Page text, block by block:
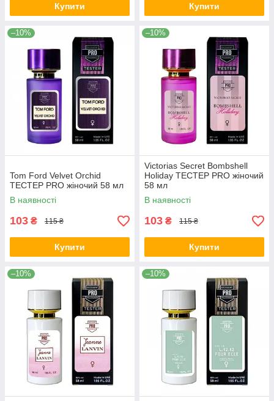
Купити Купити
–10%
Tom Ford Velvet Orchid
TECТЕР PRO жіночий 58 мл
В наявності
103 ₴ 115 ₴
Купити
–10%
Victorias Secret Bombshell
Holiday ТЕСТЕР PRO жіночий
58 мл
В наявності
103 ₴ 115 ₴
Купити
–10% –10%